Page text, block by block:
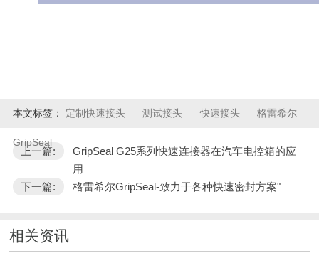
本文标签： 定制快速接头 测试接头 快速接头 格雷希尔
GripSeal
上一篇:
GripSeal G25系列快速连接器在汽车电控箱的应
用
下一篇:
格雷希尔GripSeal-致力于各种快速密封方案"
相关资讯